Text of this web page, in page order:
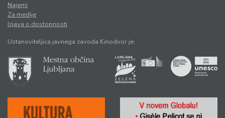
Najemi
Za medije
Izjava o dostopnosti
Ustanoviteljica javnega zavoda Kinodvor je: